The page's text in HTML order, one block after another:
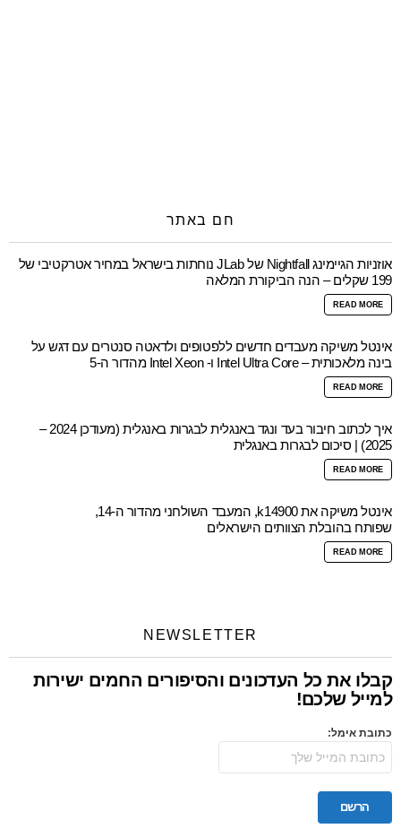
חם באתר
אוזניות הגיימינג Nightfall של JLab נוחתות בישראל במחיר אטרקטיבי של
199 שקלים – הנה הביקורת המלאה
READ MORE
אינטל משיקה מעבדים חדשים ללפטופים ולדאטה סנטרים עם דגש על
בינה מלאכותית – Intel Ultra Core ו- Intel Xeon מהדור ה-5
READ MORE
איך לכתוב חיבור בעד ונגד באנגלית לבגרות באנגלית (מעודכן 2024 –
2025) | סיכום לבגרות באנגלית
READ MORE
אינטל משיקה את k14900, המעבד השולחני מהדור ה-14,
שפותח בהובלת הצוותים הישראלים
READ MORE
NEWSLETTER
קבלו את כל העדכונים והסיפורים החמים ישירות
למייל שלכם!
כתובת אימל: